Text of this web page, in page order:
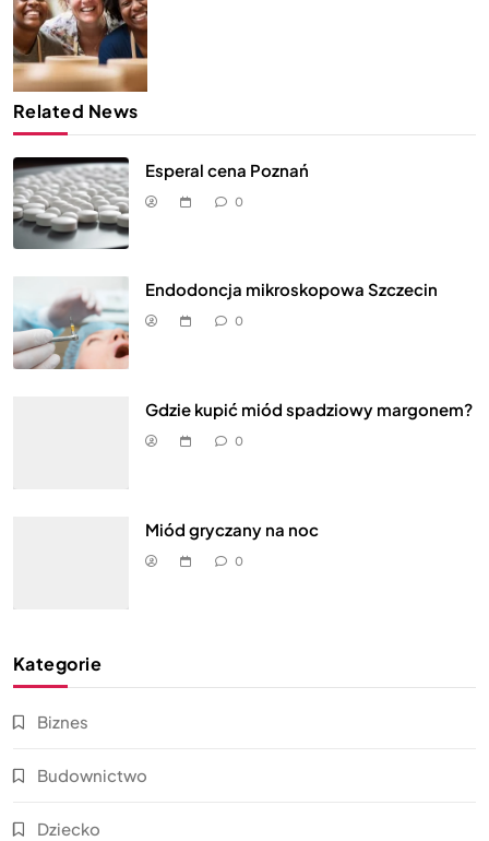
Related News
Esperal cena Poznań
0
Endodoncja mikroskopowa Szczecin
0
Gdzie kupić miód spadziowy margonem?
0
Miód gryczany na noc
0
Kategorie
Biznes
Budownictwo
Dziecko